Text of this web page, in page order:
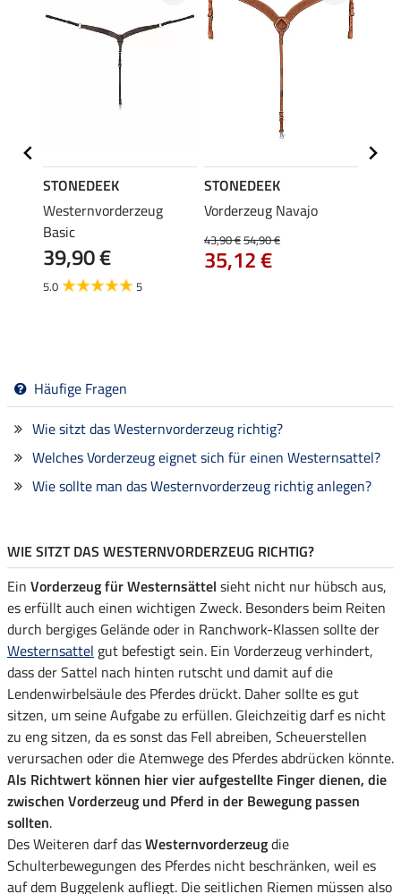
STONEDEEK
Westernvorderzeug
Basic
39,90 €
5.0 5
STONEDEEK
Vorderzeug Navajo
43,90 €54,90 €
35,12 €
Häufige Fragen
Wie sitzt das Westernvorderzeug richtig?
Welches Vorderzeug eignet sich für einen Westernsattel?
Wie sollte man das Westernvorderzeug richtig anlegen?
WIE SITZT DAS WESTERNVORDERZEUG RICHTIG?
Ein Vorderzeug für Westernsättel sieht nicht nur hübsch aus,
es erfüllt auch einen wichtigen Zweck. Besonders beim Reiten
durch bergiges Gelände oder in Ranchwork-Klassen sollte der
Westernsattel gut befestigt sein. Ein Vorderzeug verhindert,
dass der Sattel nach hinten rutscht und damit auf die
Lendenwirbelsäule des Pferdes drückt. Daher sollte es gut
sitzen, um seine Aufgabe zu erfüllen. Gleichzeitig darf es nicht
zu eng sitzen, da es sonst das Fell abreiben, Scheuerstellen
verursachen oder die Atemwege des Pferdes abdrücken könnte.
Als Richtwert können hier vier aufgestellte Finger dienen, die
zwischen Vorderzeug und Pferd in der Bewegung passen
sollten.
Des Weiteren darf dasWesternvorderzeugdie
Schulterbewegungen des Pferdes nicht beschränken, weil es
auf dem Buggelenk aufliegt. Die seitlichen Riemen müssen also